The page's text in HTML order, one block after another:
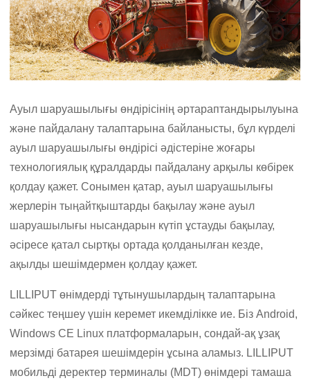
Ауыл шаруашылығы өндірісінің әртараптандырылуына
және пайдалану талаптарына байланысты, бұл күрделі
ауыл шаруашылығы өндірісі әдістеріне жоғары
технологиялық құралдарды пайдалану арқылы көбірек
қолдау қажет. Сонымен қатар, ауыл шаруашылығы
жерлерін тыңайтқыштарды бақылау және ауыл
шаруашылығы нысандарын күтіп ұстауды бақылау,
әсіресе қатал сыртқы ортада қолданылған кезде,
ақылды шешімдермен қолдау қажет.
LILLIPUT өнімдерді тұтынушылардың талаптарына
сәйкес теңшеу үшін керемет икемділікке ие. Біз Android,
Windows CE Linux платформаларын, сондай-ақ ұзақ
мерзімді батарея шешімдерін ұсына аламыз. LILLIPUT
мобильді деректер терминалы (MDT) өнімдері тамаша